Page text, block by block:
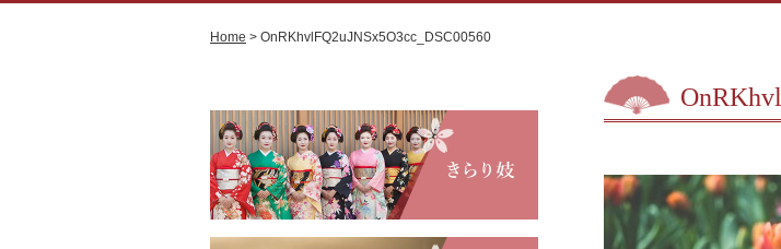
Home > OnRKhvlFQ2uJNSx5O3cc_DSC00560